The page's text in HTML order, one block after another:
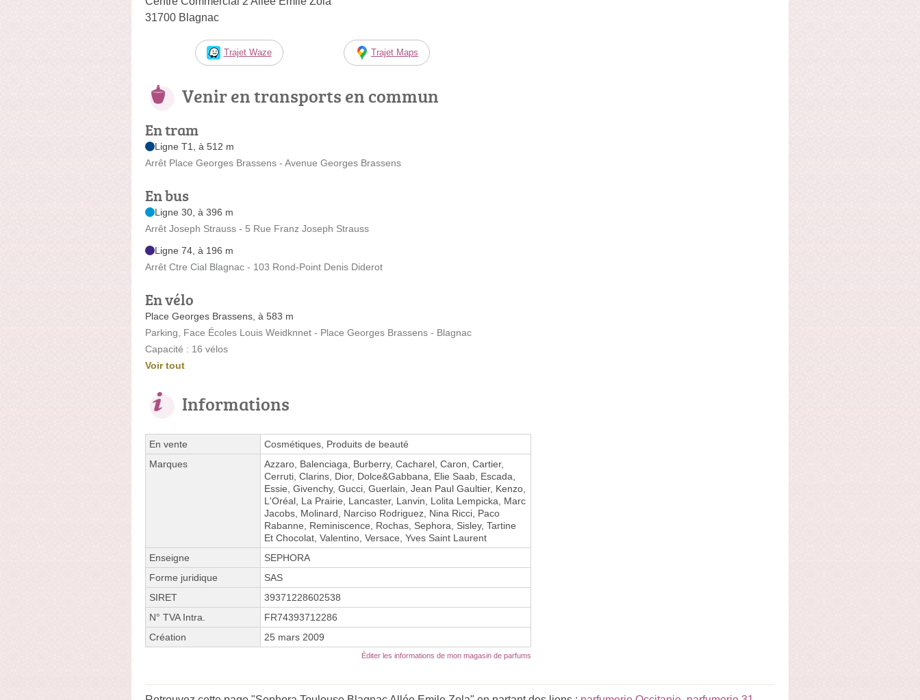
31700 Blagnac
Trajet Waze Trajet Maps
Venir en transports en commun
En tram
Ligne T1, à 512 m
Arrêt Place Georges Brassens - Avenue Georges Brassens
En bus
Ligne 30, à 396 m
Arrêt Joseph Strauss - 5 Rue Franz Joseph Strauss
Ligne 74, à 196 m
Arrêt Ctre Cial Blagnac - 103 Rond-Point Denis Diderot
En vélo
Place Georges Brassens, à 583 m
Parking, Face Écoles Louis Weidknnet - Place Georges Brassens - Blagnac
Capacité : 16 vélos
Voir tout
Informations
En vente
Cosmétiques, Produits de beauté
Marques
Azzaro, Balenciaga, Burberry, Cacharel, Caron, Cartier,
Cerruti, Clarins, Dior, Dolce&Gabbana, Elie Saab, Escada,
Essie, Givenchy, Gucci, Guerlain, Jean Paul Gaultier, Kenzo,
L'Oréal, La Prairie, Lancaster, Lanvin, Lolita Lempicka, Marc
Jacobs, Molinard, Narciso Rodriguez, Nina Ricci, Paco
Rabanne, Reminiscence, Rochas, Sephora, Sisley, Tartine
Et Chocolat, Valentino, Versace, Yves Saint Laurent
Enseigne
SEPHORA
Forme juridique
SAS
SIRET
39371228602538
N° TVA Intra.
FR74393712286
Création
25 mars 2009
Éditer les informations de mon magasin de parfums